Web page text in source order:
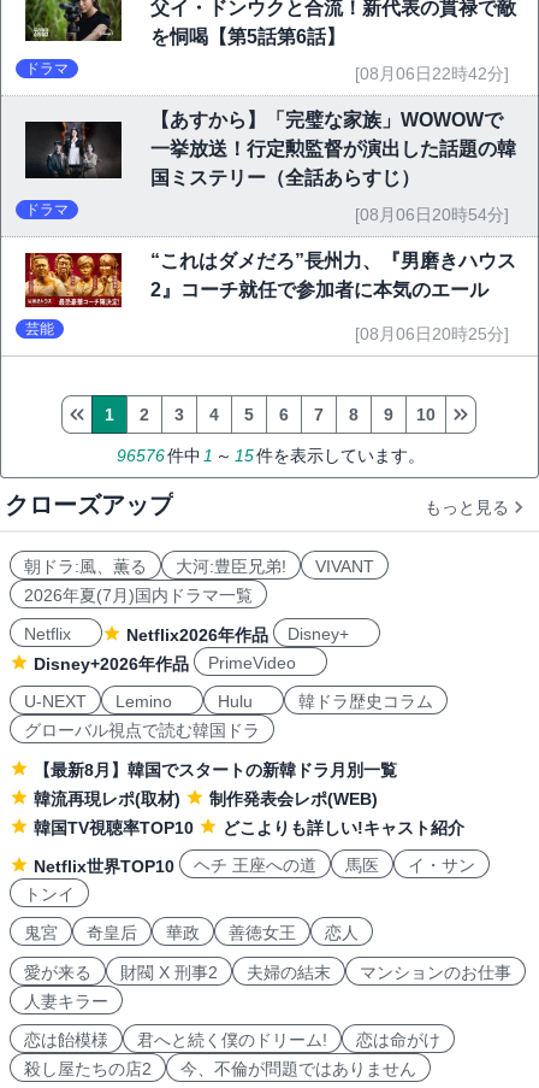
父イ・ドンウクと合流！新代表の貫禄で敵
を恫喝【第5話第6話】
ドラマ [08月06日22時42分]
【あすから】「完璧な家族」WOWOWで
一挙放送！行定勲監督が演出した話題の韓
国ミステリー（全話あらすじ）
ドラマ [08月06日20時54分]
“これはダメだろ”長州力、『男磨きハウス
2』コーチ就任で参加者に本気のエール
芸能 [08月06日20時25分]
96576件中 1 ～ 15件を表示しています。
1 2 3 4 5 6 7 8 9 10
クローズアップ もっと見る
朝ドラ:風、薫る 大河:豊臣兄弟!
VIVANT
2026年夏(7月)国内ドラマ一覧
Netflix
Netflix2026年作品
Disney+
Disney+2026年作品
PrimeVideo
U-NEXT
Lemino Hulu
韓ドラ歴史コラム
グローバル視点で読む韓国ドラ
【最新8月】韓国でスタートの新韓ドラ月別一覧
韓流再現レポ(取材)
制作発表会レポ(WEB)
韓国TV視聴率TOP10
どこよりも詳しい!キャスト紹介
Netflix世界TOP10
ヘチ 王座への道 馬医
イ・サン
トンイ
鬼宮
奇皇后 華政 善徳女王 恋人
愛が来る 財閥 X 刑事2 夫婦の結末
マンションのお仕事
人妻キラー
恋は飴模様
君へと続く僕のドリーム!
恋は命がけ
殺し屋たちの店2
今、不倫が問題ではありません